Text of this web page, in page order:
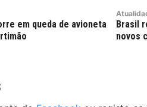
em queda de avioneta
Brasil
novos